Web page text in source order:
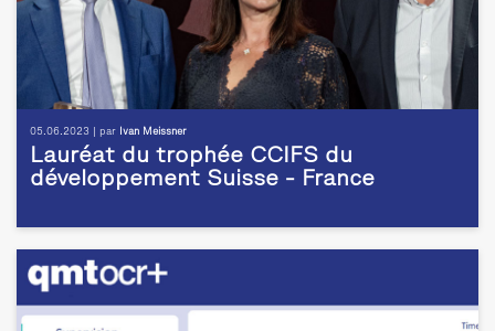
05.06.2023 | par Ivan Meissner
Lauréat du trophée CCIFS du
développement Suisse - France